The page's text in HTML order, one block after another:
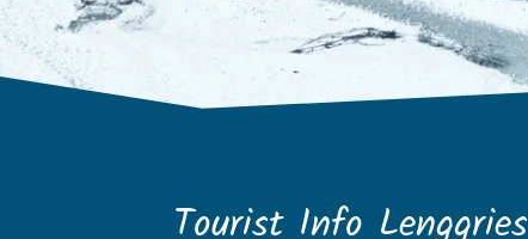
Tourist Info Lenggries